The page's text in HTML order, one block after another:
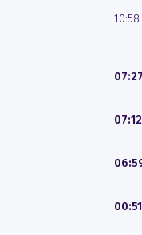
10:58
07:27
07:12
00:51